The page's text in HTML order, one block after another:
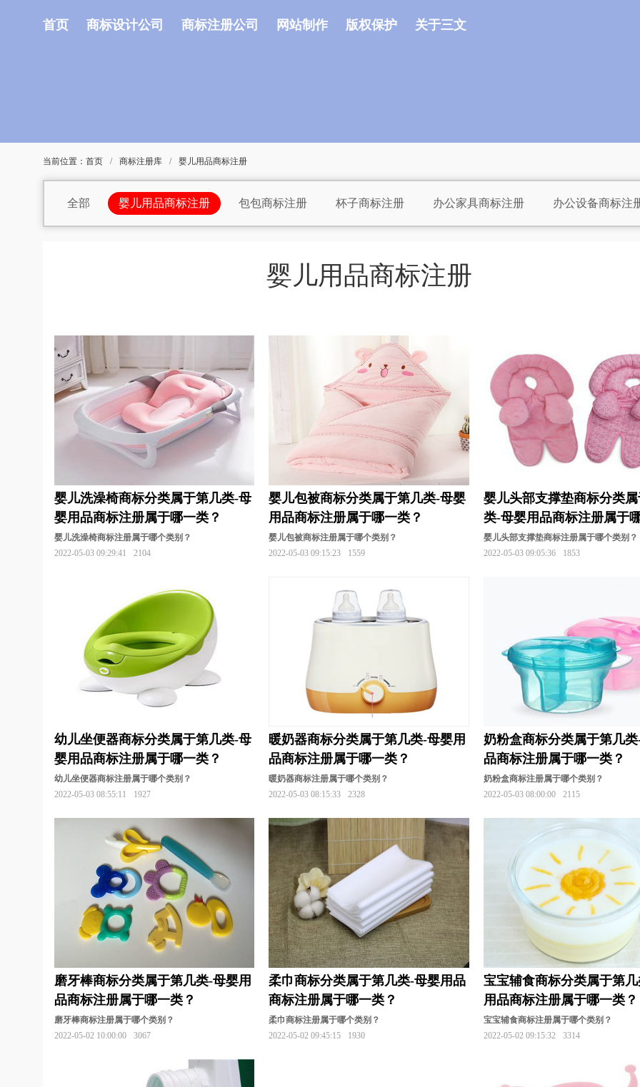
首页 商标设计公司 商标注册公司 网站制作 版权保护 关于三文
当前位置： 首页 / 商标注册库 / 婴儿用品商标注册
全部 婴儿用品商标注册 包包商标注册 杯子商标注册 办公家具商标注册 办公设备商标注
电动工具商标注册 电池商标注册 服装商标注册
教育商标注册 家电商标注册 机器人商标注册 建筑商标
开关插座商标注册 卤味商标注册 面包商标注册 米商标注册 面粉商标注册 帽商标注册
农业商标注册 烹饪商标注册 培训商标注册 皮具商标注册 清洁商标注册 器商标注册
肉菜商标注册 日用品商标注册 速冻食品商标注册 食品商标注册 水果商标注册 商标分类
绳网袋篷商标注册 手套商标注册 手机商标注册 手表商
糖果商标注册 卫生商标注册 玩具商标注册 袜商标注册 文具商标注册 卫浴商标注册
香水商标注册 鞋商标注册 饮料商标注册 营养品商标注册 鱼商标注册 医疗商标注册
眼镜商标注册 游戏商标注册
中药商标注册 珠宝首饰商标注册
婴儿用品商标注册
婴儿洗澡椅商标分类属于第几类-母
婴用品商标注册属于哪一类？
婴儿洗澡椅商标注册属于哪个类别？
2022-05-03 09:29:41 2104
婴儿包被商标分类属于第几类-母婴
用品商标注册属于哪一类？
婴儿包被商标注册属于哪个类别？
2022-05-03 09:15:23 1559
婴儿头部支撑垫商标分类
类-母婴用品商标注册属于
婴儿头部支撑垫商标注册属于哪个类别？
2022-05-03 09:05:36 1853
幼儿坐便器商标分类属于第几类-母
婴用品商标注册属于哪一类？
幼儿坐便器商标注册属于哪个类别？
2022-05-03 08:55:11 1927
暖奶器商标分类属于第几类-母婴用
品商标注册属于哪一类？
暖奶器商标注册属于哪个类别？
2022-05-03 08:15:33 2328
奶粉盒商标分类属于第几
品商标注册属于哪一类？
奶粉盒商标注册属于哪个类别？
2022-05-03 08:00:00 2115
磨牙棒商标分类属于第几类-母婴用
品商标注册属于哪一类？
磨牙棒商标注册属于哪个类别？
2022-05-02 10:00:00 3067
柔巾商标分类属于第几类-母婴用品
商标注册属于哪一类？
柔巾商标注册属于哪个类别？
2022-05-02 09:45:15 1930
宝宝辅食商标分类属于第
用品商标注册属于哪一类？
宝宝辅食商标注册属于哪个类别？
2022-05-02 09:15:32 3314